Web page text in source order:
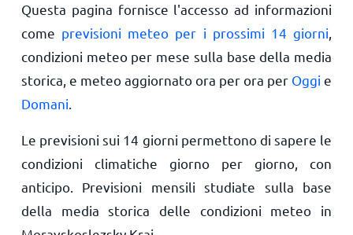
Questa pagina fornisce l'accesso ad informazioni
come previsioni meteo per i prossimi 14 giorni
condizioni meteo per mese sulla base della media
storica, e meteo aggiornato ora per ora per Oggi e
Domani
Le previsioni sui 14 giorni permettono di sapere le
condizioni climatiche giorno per giorno, con
anticipo. Previsioni mensili studiate sulla base
della media storica delle condizioni meteo in